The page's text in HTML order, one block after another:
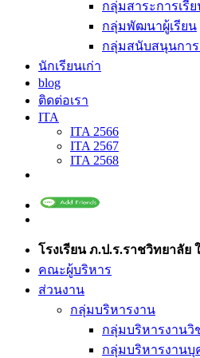
กลุ่มสาระการเรี
กลุ่มพัฒนาผู้เรียน
กลุ่มสนับสนุนกา
นักเรียนเก่า
blog
ติดต่อเรา
ITA
ITA 2566
ITA 2567
ITA 2568
โรงเรียน ภ.ป.ร.ราชวิทยาลัย
คณะผู้บริหาร
ส่วนงาน
กลุ่มบริหารงาน
กลุ่มบริหารงานวิ
กลุ่มบริหารงานบุ